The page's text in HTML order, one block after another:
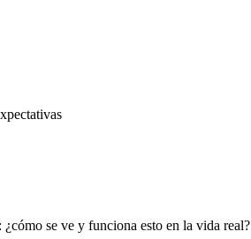
se ve y funciona esto en la vida real?